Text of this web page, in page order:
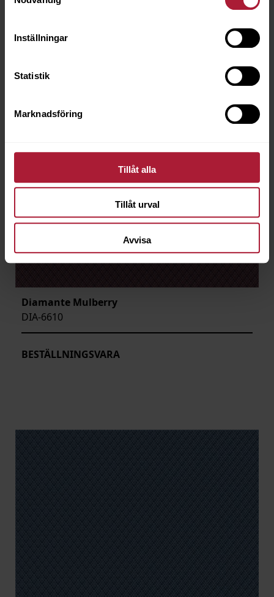
Inställningar
Statistik
Marknadsföring
Tillåt alla
Tillåt urval
Avvisa
Diamante Mulberry
DIA-6610
BESTÄLLNINGSVARA